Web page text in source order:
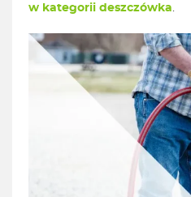
w kategorii deszczówka.